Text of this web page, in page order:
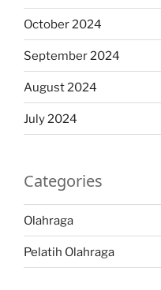
October 2024
September 2024
August 2024
July 2024
Categories
Olahraga
Pelatih Olahraga